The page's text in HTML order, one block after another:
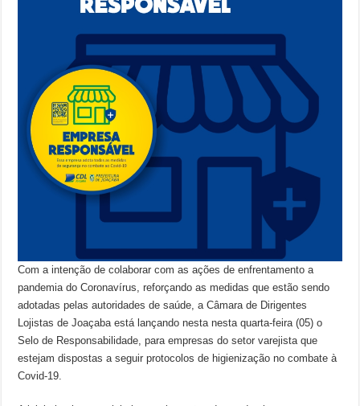
Com a intenção de colaborar com as ações de enfrentamento a
pandemia do Coronavírus, reforçando as medidas que estão sendo
adotadas pelas autoridades de saúde, a Câmara de Dirigentes
Lojistas de Joaçaba está lançando nesta nesta quarta-feira (05) o
Selo de Responsabilidade, para empresas do setor varejista que
estejam dispostas a seguir protocolos de higienização no combate à
Covid-19.